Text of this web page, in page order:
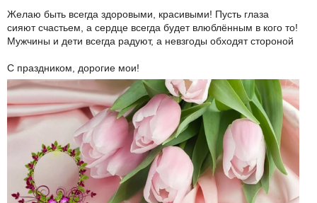
Желаю быть всегда здоровыми, красивыми! Пусть глаза
сияют счастьем, а сердце всегда будет влюблённым в кого то!
Мужчины и дети всегда радуют, а невзгоды обходят стороной
С праздником, дорогие мои!